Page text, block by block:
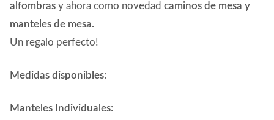
alfombras y ahora como novedad caminos de mesa y
manteles de mesa.
Un regalo perfecto!
Medidas disponibles:
Manteles Individuales: